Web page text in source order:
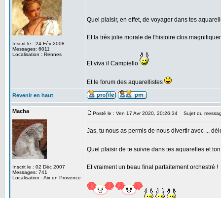
Inscrit le : 24 Fév 2008
Messages: 6011
Localisation : Rennes
Quel plaisir, en effet, de voyager dans tes
Et la très jolie morale de l'histoire clos
Et viva il Campiello
Et le forum des aquarellistes
Revenir en haut
Macha
Inscrit le : 02 Déc 2007
Messages: 741
Localisation : Aix en Provence
Posté le : Ven 17 Avr 2020, 20:26:34 Sujet du
Jas, tu nous as permis de nous divertir avec ...
Quel plaisir de te suivre dans tes aquarelles et
Et vraiment un beau final parfaitement orchestré !